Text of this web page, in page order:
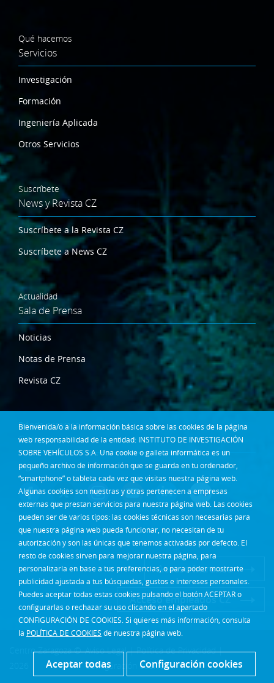
Bienvenida/o a la información básica sobre las cookies de la página
web responsabilidad de la entidad: INSTITUTO DE INVESTIGACIÓN
SOBRE VEHÍCULOS S.A. Una cookie o galleta informática es un
pequeño archivo de información que se guarda en tu ordenador,
“smartphone” o tableta cada vez que visitas nuestra página web.
Algunas cookies son nuestras y otras pertenecen a empresas
externas que prestan servicios para nuestra página web. Las cookies
pueden ser de varios tipos: las cookies técnicas son necesarias para
que nuestra página web pueda funcionar, no necesitan de tu
autorización y son las únicas que tenemos activadas por defecto. El
resto de cookies sirven para mejorar nuestra página, para
personalizarla en base a tus preferencias, o para poder mostrarte
publicidad ajustada a tus búsquedas, gustos e intereses personales.
Puedes aceptar todas estas cookies pulsando el botón ACEPTAR o
configurarlas o rechazar su uso clicando en el apartado
CONFIGURACIÓN DE COOKIES. Si quieres más información, consulta
la POLÍTICA DE COOKIES de nuestra página web.
Aceptar todas Configuración cookies
Qué hacemos
Servicios
Investigación
Formación
Ingeniería Aplicada
Otros Servicios
Suscríbete
News y Revista CZ
Suscríbete a la Revista CZ
Suscríbete a News CZ
Actualidad
Sala de Prensa
Noticias
Notas de Prensa
Revista CZ
Dónde estamos
Contacta
Síguenos en:
Acceso Intranet
Acceso empleados CZ
Centro Zaragoza © Aviso Legal |Política de Privacidad|
Configuración cookies